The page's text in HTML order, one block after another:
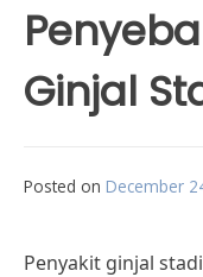
Ginjal
Posted on December
Penyakit ginjal